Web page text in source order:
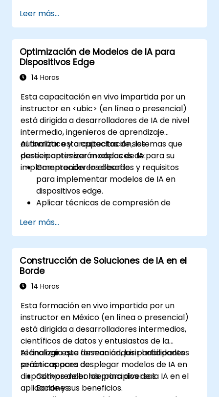
de chatbots.
Entrenar y evaluar modelos de chatbots
personalizados utilizando AutoML.
Implementar e integrar chatbots en
distintas plataformas y canales.
Monitorear y optimizar el rendimiento del
Leer más...
Optimización de Modelos de IA para
Dispositivos Edge
14 Horas
Esta capacitación en vivo impartida por un
instructor en <ubic> (en línea o presencial)
está dirigida a desarrolladores de IA de nivel
intermedio, ingenieros de aprendizaje
automático y arquitectos de sistemas que
deseen optimizar modelos de IA para su
implementación en el borde.
Al finalizar esta capacitación, los
participantes serán capaces de:
Comprender los desafíos y requisitos
para implementar modelos de IA en
dispositivos edge.
Aplicar técnicas de compresión de
complejidad de los modelos de IA.
Utilizar métodos de cuantización para
mejorar la eficiencia del modelo en
hardware edge.
Implementar la poda y otras técnicas de
optimización para mejorar el rendimiento
Implementar modelos de IA optimizados
en diversos dispositivos edge.
Leer más...
Construcción de Soluciones de IA en el
Borde
14 Horas
Esta formación en vivo impartida por un
instructor en México (en línea o presencial)
está dirigida a desarrolladores intermedios,
científicos de datos y entusiastas de la
tecnología que desean adquirir habilidades
prácticas para desplegar modelos de IA en
dispositivos de borde para diversas
aplicaciones.
Al finalizar esta formación, los participantes
serán capaces de:
Comprender los principios de la IA en el
Borde y sus beneficios.